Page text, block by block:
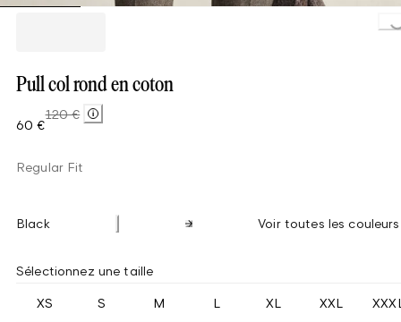
Pull col rond en coton
60 €
120 €
Regular Fit
Black Voir toutes les couleurs
Sélectionnez une taille
XS S M L XL XXL